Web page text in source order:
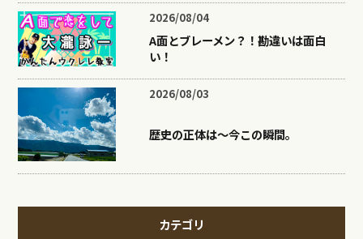
2026/08/04
A面とブレーメン？！勘違いは面白
い！
2026/08/03
歴史の正体は〜今この瞬間。
カテゴリ